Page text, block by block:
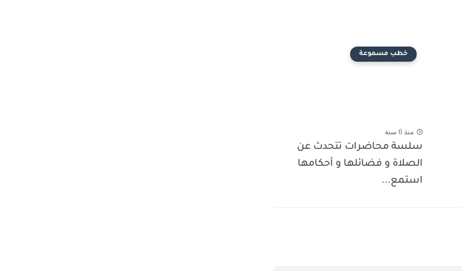
خطب مسموعة
منذ 6 سنة
سلسة محاضرات تتحدث عن
الصلاة و فضائلها و أحكامها
استمع...